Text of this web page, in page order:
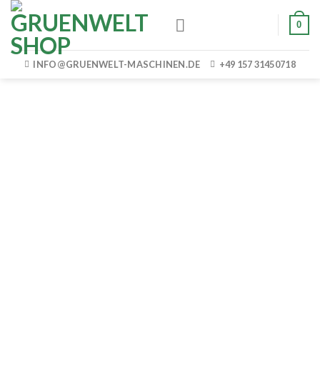
Skip
content
0
INFO@GRUENWELT-MASCHINEN.DE +49 157 31450718